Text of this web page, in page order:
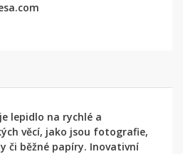
lepidlo na rychlé a
věcí, jako jsou fotografie,
či běžné papíry. Inovativní